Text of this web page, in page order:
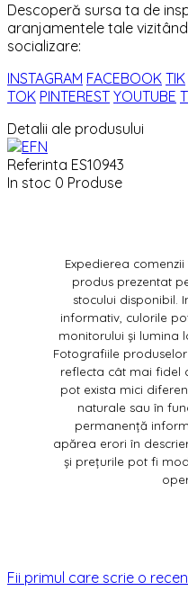
Descoperă sursa ta de
aranjamentele tale
socializare:
INSTAGRAM FACEBOOK TIK
TOK PINTEREST YOUTUBE
Detalii ale produsului
Referinta ES10943
In stoc 0 Produse
Expedierea comenzii
produs prezentat
stocului disponibil.
informativ, culorile
monitorului și lumina
Fotografiile
reflecta cât mai fidel
pot exista mici
naturale sau în
permanență
apărea erori în
și prețurile pot fi
Fii primul care scrie o